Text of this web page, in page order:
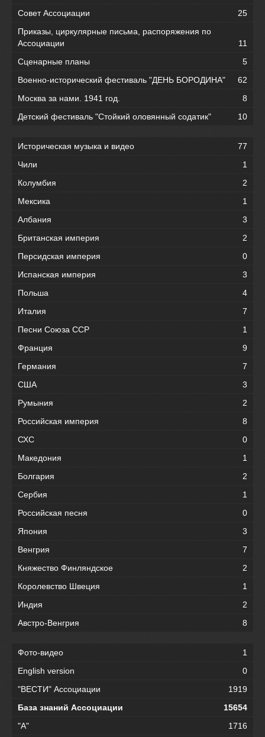
Совет Ассоциации
25
Приказы, циркулярные письма, распоряжения по
Ассоциации
11
Сценарные планы
5
Военно-исторический фестиваль "ДЕНЬ БОРОДИНА"
62
Москва за нами. 1941 год.
8
Детский фестиваль "Стойкий оловянный содатик"
10
Историческая музыка и видео
77
Чили
1
Колумбия
2
Мексика
1
Албания
3
Британская империя
2
Персидская империя
0
Испанская империя
3
Польша
4
Италия
7
Песни Союза ССР
1
Франция
9
Германия
7
США
3
Румыния
2
Российская империя
8
СХС
0
Македония
1
Болгария
2
Сербия
1
Российская песня
0
Япония
3
Венгрия
7
Княжество Финляндское
2
Королевство Швеция
1
Индия
2
Австро-Венгрия
8
Фото-видео
1
English version
0
"ВЕСТИ" Ассоциации
1919
База знаний Ассоциации
15654
"А"
1716